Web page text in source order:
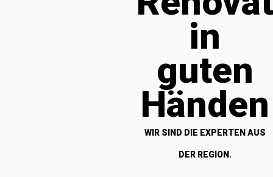
in
guten
Händen
WIR SIND DIE EXPERTEN AUS
DER REGION.